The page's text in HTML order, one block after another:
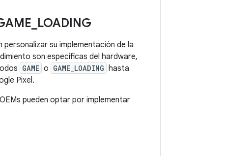
LOADING
personalizar su implementación de la
son específicas del hardware,
GAME o GAME_LOADING hasta
Pixel.
pueden optar por implementar